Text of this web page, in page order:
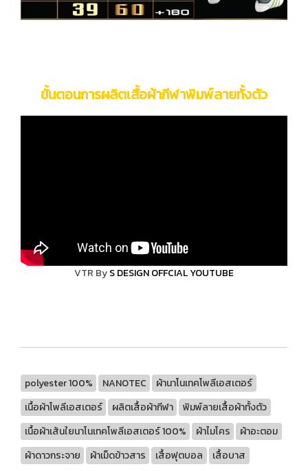
ขั้นตอนการผลิตเสื้อผ้ากีฬาพิมพ์ลายทั้งตัว
VTR ByS DESIGN OFFCIAL YOUTUBE
polyester 100% NANOTEC
ผ้านาโนเทคโพลีเอสเตอร์
เนื้อผ้าโพลีเอสเตอร์
ผลิตเสื้อผ้ากีฬา
พิมพ์ลายเสื้อผ้าทั้งตัว
เนื้อผ้าเส้นใยนาโนเทคโพลีเอสเตอร์ 100%
ผ้าไมโคร
ผ้าอะตอม
ผ้าดาวกระจาย
ผ้าเม็ดข้าวสาร เสื้อฟุตบอล
เสื้อบาส